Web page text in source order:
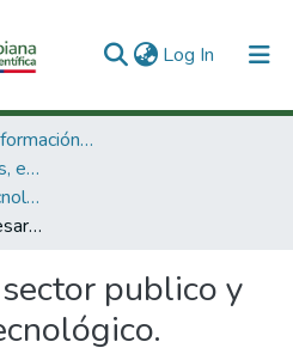
Log In (current)
3. Recursos de Información Científica y Tecnológica
3.2.1. Políticas, estudios, evaluaciones e indicadores de CTeI
Políticas de Ciencia, Tecnología e Innovación
El sector publico y el desarrollo tecnológico.
publico y